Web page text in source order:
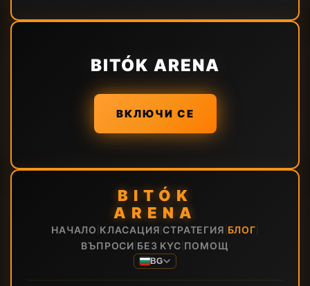
BITÓK ARENA
ВКЛЮЧИ СЕ
BITÓK
ARENA
НАЧАЛО КЛАСАЦИЯ |СТРАТЕГИЯ БЛОГ
ВЪПРОСИ БЕЗ KYC ПОМОЩ
BG